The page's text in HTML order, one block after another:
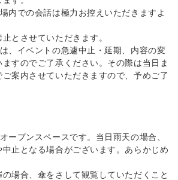
内での会話は極力お控えいただきますよ
とさせていただきます。
、イベントの急遽中止・延期、内容の変
すのでご了承ください。その際は当日ま
案内させていただきますので、予めご了
ープンスペースです。当日雨天の場合、
止となる場合がございます。あらかじめ
場合、傘をさして観覧していただくこと